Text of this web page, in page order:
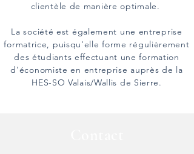
clientèle de manière optimale.
La société est également une entreprise
formatrice, puisqu'elle forme régulièrement
des étudiants effectuant une formation
d'économiste en entreprise auprès de la
HES-SO Valais/Wallis de Sierre.